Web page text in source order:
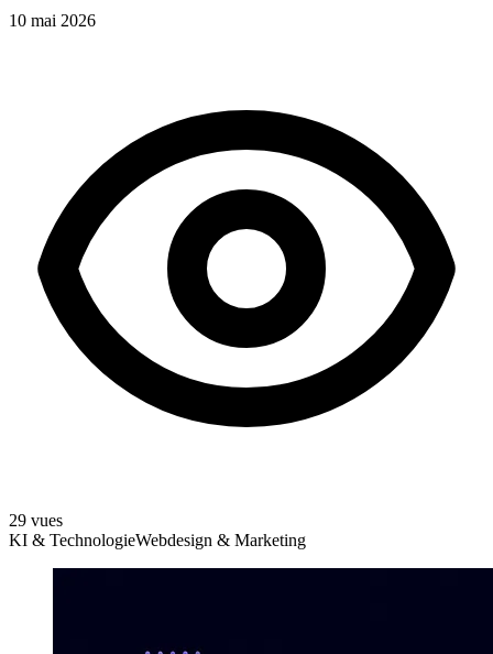
10 mai 2026
29 vues
KI & TechnologieWebdesign & Marketing